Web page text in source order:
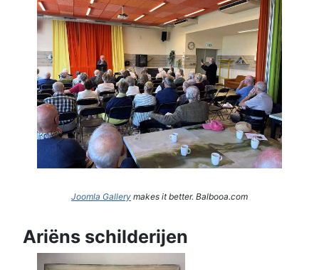
Joomla Gallery makes it better. Balbooa.com
Ariëns schilderijen